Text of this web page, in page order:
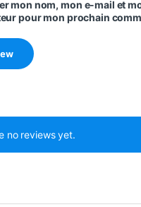
mon nom, mon e-mail et
pour mon prochain
no reviews yet.